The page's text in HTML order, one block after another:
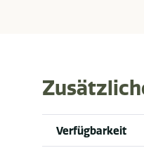
Verfügbarkeit